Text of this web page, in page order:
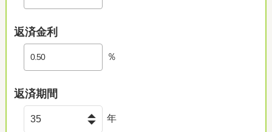
返済金利
％
返済期間
年